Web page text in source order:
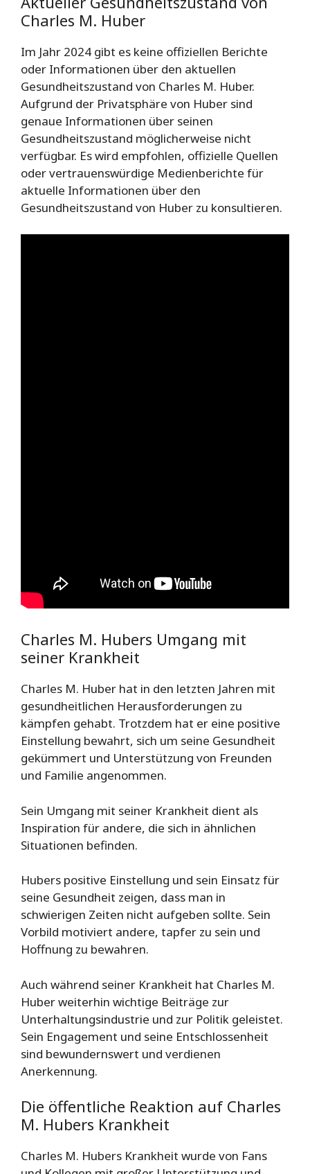
Charles M. Huber
Im Jahr 2024 gibt es keine offiziellen Berichte
oder Informationen über den aktuellen
Gesundheitszustand von Charles M. Huber.
Aufgrund der Privatsphäre von Huber sind
genaue Informationen über seinen
Gesundheitszustand möglicherweise nicht
verfügbar. Es wird empfohlen, offizielle Quellen
oder vertrauenswürdige Medienberichte für
aktuelle Informationen über den
Gesundheitszustand von Huber zu konsultieren.
Charles M. Hubers Umgang mit
seiner Krankheit
Charles M. Huber hat in den letzten Jahren mit
gesundheitlichen Herausforderungen zu
kämpfen gehabt. Trotzdem hat er eine positive
Einstellung bewahrt, sich um seine Gesundheit
gekümmert und Unterstützung von Freunden
und Familie angenommen.
Sein Umgang mit seiner Krankheit dient als
Inspiration für andere, die sich in ähnlichen
Situationen befinden.
Hubers positive Einstellung und sein Einsatz für
seine Gesundheit zeigen, dass man in
schwierigen Zeiten nicht aufgeben sollte. Sein
Vorbild motiviert andere, tapfer zu sein und
Hoffnung zu bewahren.
Auch während seiner Krankheit hat Charles M.
Huber weiterhin wichtige Beiträge zur
Unterhaltungsindustrie und zur Politik geleistet.
Sein Engagement und seine Entschlossenheit
sind bewundernswert und verdienen
Anerkennung.
Die öffentliche Reaktion auf Charles
M. Hubers Krankheit
Charles M. Hubers Krankheit wurde von Fans